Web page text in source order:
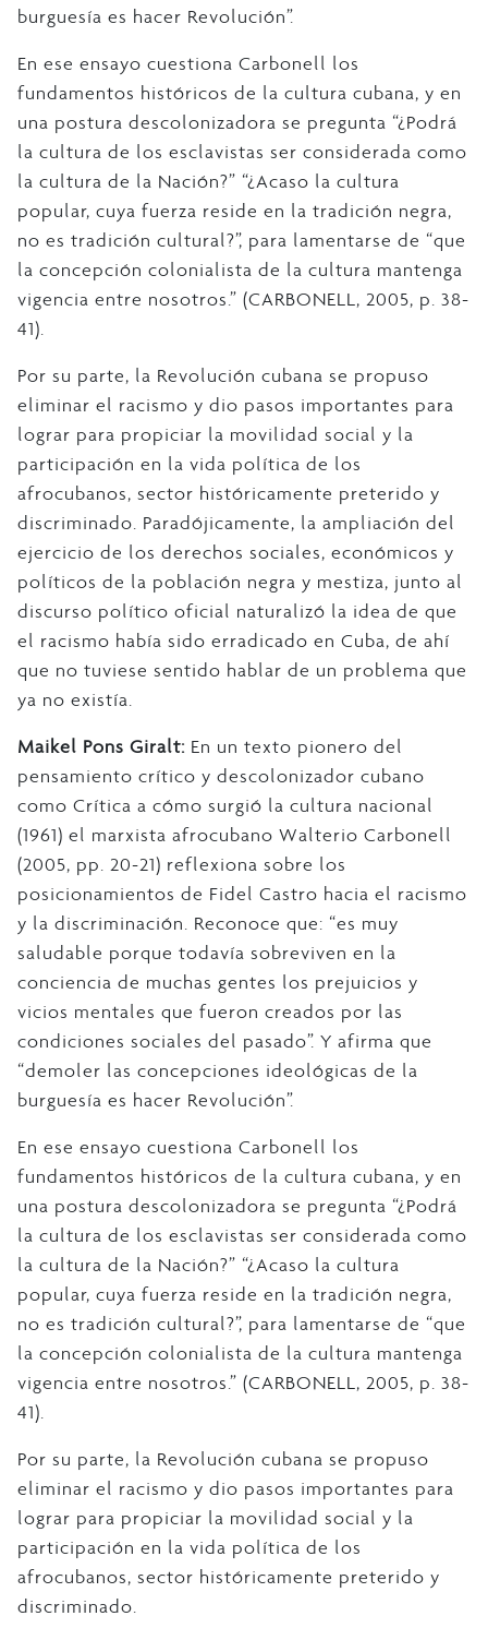
burguesía es hacer Revolución”.
En ese ensayo cuestiona Carbonell los
fundamentos históricos de la cultura cubana, y en
una postura descolonizadora se pregunta “¿Podrá
la cultura de los esclavistas ser considerada como
la cultura de la Nación?” “¿Acaso la cultura
popular, cuya fuerza reside en la tradición negra,
no es tradición cultural?”, para lamentarse de “que
la concepción colonialista de la cultura mantenga
vigencia entre nosotros.” (CARBONELL, 2005, p. 38-
41).
Por su parte, la Revolución cubana se propuso
eliminar el racismo y dio pasos importantes para
lograr para propiciar la movilidad social y la
participación en la vida política de los
afrocubanos, sector históricamente preterido y
discriminado. Paradójicamente, la ampliación del
ejercicio de los derechos sociales, económicos y
políticos de la población negra y mestiza, junto al
discurso político oficial naturalizó la idea de que
el racismo había sido erradicado en Cuba, de ahí
que no tuviese sentido hablar de un problema que
ya no existía.
Maikel Pons Giralt: En un texto pionero del
pensamiento crítico y descolonizador cubano
como Crítica a cómo surgió la cultura nacional
(1961) el marxista afrocubano Walterio Carbonell
(2005, pp. 20-21) reflexiona sobre los
posicionamientos de Fidel Castro hacia el racismo
y la discriminación. Reconoce que: “es muy
saludable porque todavía sobreviven en la
conciencia de muchas gentes los prejuicios y
vicios mentales que fueron creados por las
condiciones sociales del pasado”. Y afirma que
“demoler las concepciones ideológicas de la
burguesía es hacer Revolución”.
En ese ensayo cuestiona Carbonell los
fundamentos históricos de la cultura cubana, y en
una postura descolonizadora se pregunta “¿Podrá
la cultura de los esclavistas ser considerada como
la cultura de la Nación?” “¿Acaso la cultura
popular, cuya fuerza reside en la tradición negra,
no es tradición cultural?”, para lamentarse de “que
la concepción colonialista de la cultura mantenga
vigencia entre nosotros.” (CARBONELL, 2005, p. 38-
41).
Por su parte, la Revolución cubana se propuso
eliminar el racismo y dio pasos importantes para
lograr para propiciar la movilidad social y la
participación en la vida política de los
afrocubanos, sector históricamente preterido y
discriminado.